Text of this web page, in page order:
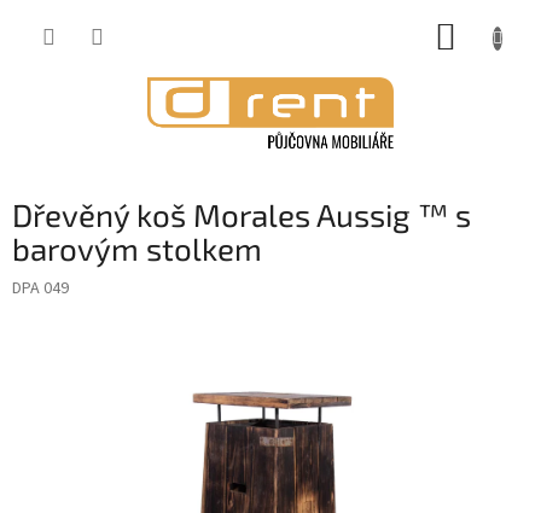
Dřevěný koš Morales Aussig ™ s
barovým stolkem
DPA 049